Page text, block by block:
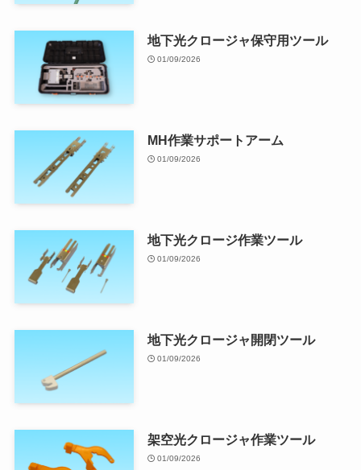
地下光クロージャ保守用ツール
01/09/2026
MH作業サポートアーム
01/09/2026
地下光クロージ作業ツール
01/09/2026
地下光クロージャ開閉ツール
01/09/2026
架空光クロージャ作業ツール
01/09/2026